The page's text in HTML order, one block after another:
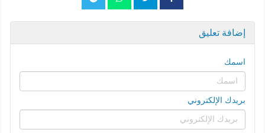
إضافة تعليق
اسمك
بريدك الإلكتروني